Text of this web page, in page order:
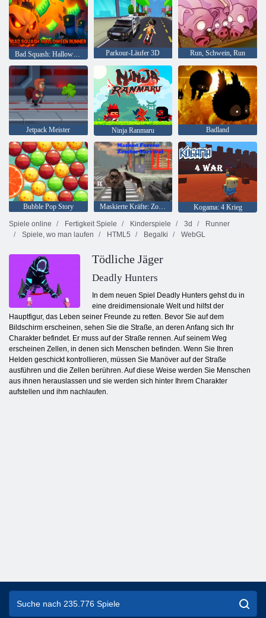
Parkour-Läufer 3D Run, Schwein, Run
Jetpack Meister Ninja Ranmaru Badland
Bubble Pop Story Maskierte Kräfte: Zombie-Überleben
Kogama: 4 Krieg
Spiele online
Fertigkeit Spiele Kinderspiele 3d
Runner
Spiele, wo man laufen
HTML5 Begalki WebGL
Tödliche Jäger
Deadly Hunters
In dem neuen Spiel Deadly Hunters gehst du in
eine dreidimensionale Welt und hilfst der
Hauptfigur, das Leben seiner Freunde zu retten. Bevor Sie auf dem
Bildschirm erscheinen, sehen Sie die Straße, an deren Anfang sich Ihr
Charakter befindet. Er muss auf der Straße rennen. Auf seinem Weg
erscheinen Zellen, in denen sich Menschen befinden. Wenn Sie Ihren
Helden geschickt kontrollieren, müssen Sie Manöver auf der Straße
ausführen und die Zellen berühren. Auf diese Weise werden Sie Menschen
aus ihnen herauslassen und sie werden sich hinter Ihrem Charakter
aufstellen und ihm nachlaufen.